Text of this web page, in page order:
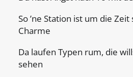
So ’ne Station ist um die
Charme
Da laufen Typen rum, die
sehen